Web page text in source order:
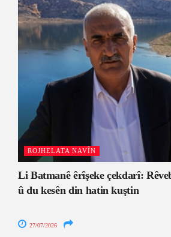
ROJHELATA NAVÎN
Li Batmanê êrîşeke çekdarî:
û du kesên din hatin kuştin
27/07/2026